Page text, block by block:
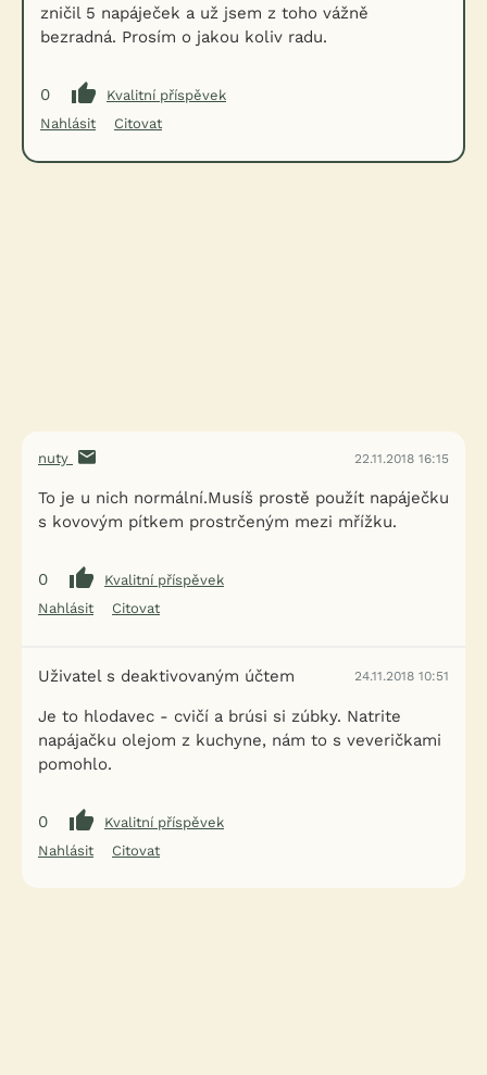
zničil 5 napáječek a už jsem z toho vážně
bezradná. Prosím o jakou koliv radu.
0
Kvalitní příspěvek
Nahlásit
Citovat
nuty 22.11.2018 16:15
To je u nich normální.Musíš prostě použít napáječku
s kovovým pítkem prostrčeným mezi mřížku.
0
Kvalitní příspěvek
Nahlásit
Citovat
Uživatel s deaktivovaným účtem 24.11.2018 10:51
Je to hlodavec - cvičí a brúsi si zúbky. Natrite
napájačku olejom z kuchyne, nám to s veveričkami
pomohlo.
0
Kvalitní příspěvek
Nahlásit
Citovat